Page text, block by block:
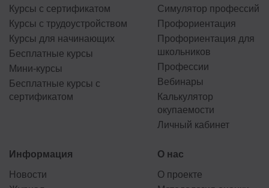
Курсы с сертификатом
Курсы с трудоустройством
Курсы для начинающих
Бесплатные курсы
Мини-курсы
Бесплатные курсы с
сертификатом
Симулятор профессий
Профориентация
Профориентация для
школьников
Профессии
Вебинары
Калькулятор
окупаемости
Личный кабинет
Информация
Новости
О нас
О проекте